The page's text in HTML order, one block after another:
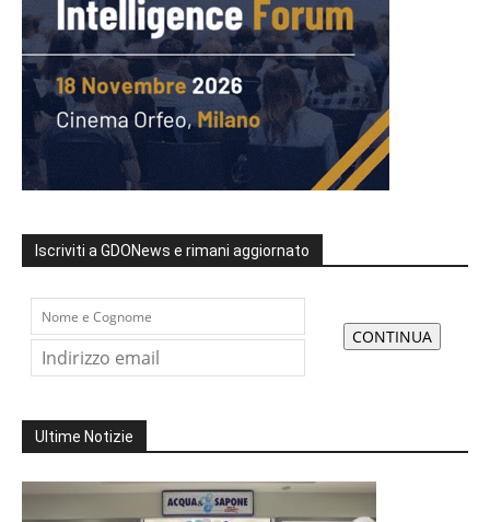
Iscriviti a GDONews e rimani aggiornato
Ultime Notizie